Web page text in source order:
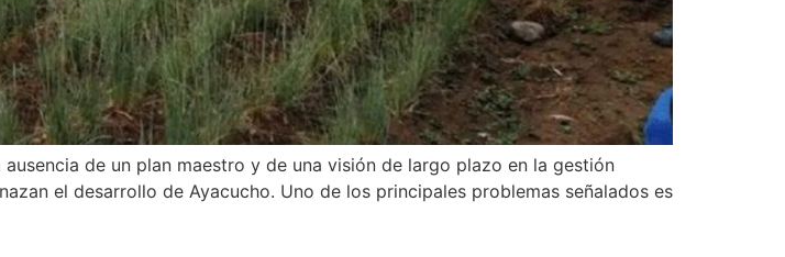
de un plan maestro y de una visión de largo plazo en la gestión
el desarrollo de Ayacucho. Uno de los principales problemas señalados es